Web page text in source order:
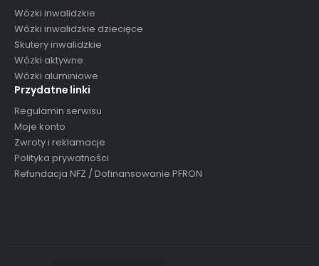
Wózki inwalidzkie
Wózki inwalidzkie dziecięce
Skutery inwalidzkie
Wózki aktywne
Wózki aluminiowe
Przydatne linki
Regulamin serwisu
Moje konto
Zwroty i reklamacje
Polityka prywatności
Refundacja NFZ / Dofinansowanie PFRON